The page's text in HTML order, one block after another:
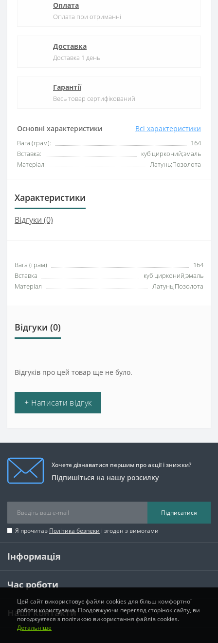
Основні характеристики Всі характеристики
Вага (грам):
164
Вставка:
куб цирконий;эмаль
Матеріал:
Латунь;Позолота
Оплата
Оплата при отриманні
Доставка
Доставка 1 день
Гарантії
Весь товар сертифікований
Характеристики
Відгуки (0)
Вага (грам)
164
Вставка
куб цирконий;эмаль
Матеріал
Латунь;Позолота
Відгуки (0)
Відгуків про цей товар ще не було.
+ Написати відгук
Хочете дізнаватися першим про акції і знижки?
Підпишіться на нашу розсилку
Підписатися
Я прочитав Політика безпеки і згоден з вимогами
Інформація
Час роботи
Наші контакти
Цей сайт використовує файли cookies для більш комфортної
роботи користувача. Продовжуючи перегляд сторінок сайту, ви
погоджуєтеся з політикою використання файлів cookies.
Детальніше